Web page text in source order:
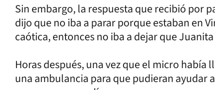
Sin embargo, la respuesta que recibió por
dijo que no iba a parar porque estaban en
caótica, entonces no iba a dejar que
Horas después, una vez que el micro
una ambulancia para que pudieran ayudar